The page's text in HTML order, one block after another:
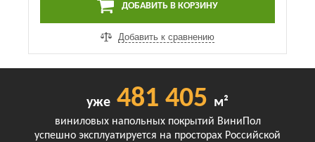
ДОБАВИТЬ В КОРЗИНУ
Добавить к сравнению
уже 481 405 м²
виниловых напольных покрытий ВиниПол
успешно эксплуатируется на просторах Российской